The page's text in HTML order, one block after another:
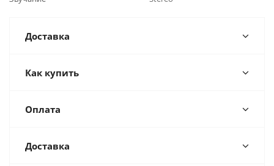
Доставка
Как купить
Оплата
Доставка